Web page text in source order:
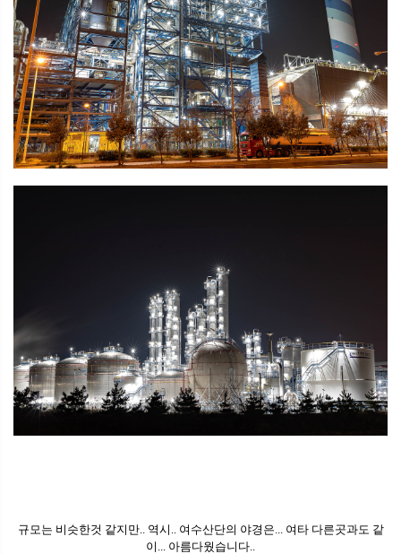
규모는 비슷한것 같지만.. 역시.. 여수산단의 야경은... 여타 다른곳과도 같
이... 아름다웠습니다..